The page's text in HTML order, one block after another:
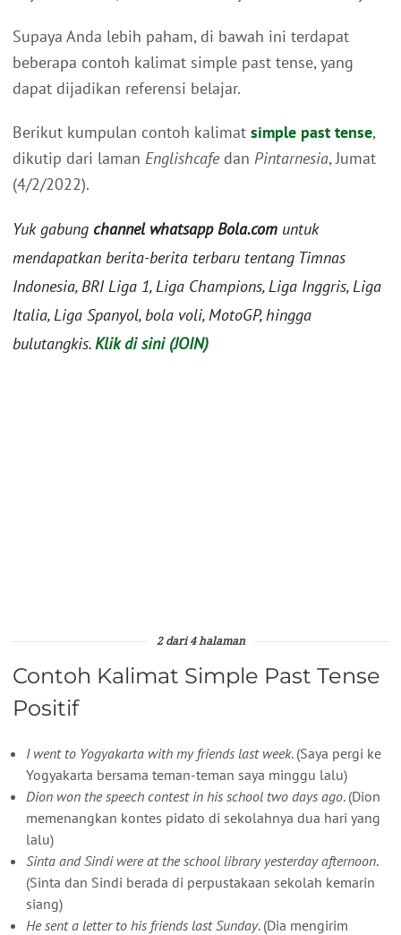
Supaya Anda lebih paham, di bawah ini terdapat
beberapa contoh kalimat simple past tense, yang
dapat dijadikan referensi belajar.
Berikut kumpulan contoh kalimat simple past tense,
dikutip dari laman Englishcafedan Pintarnesia, Jumat
(4/2/2022).
Yuk gabung channel whatsapp Bola.com untuk
mendapatkan berita-berita terbaru tentang Timnas
Indonesia, BRI Liga 1, Liga Champions, Liga Inggris, Liga
Italia, Liga Spanyol, bola voli, MotoGP, hingga
bulutangkis.Klik di sini (JOIN)
2 dari 4 halaman
Contoh Kalimat Simple Past Tense
Positif
I went to Yogyakarta with my friends last week. (Saya pergi ke
Yogyakarta bersama teman-teman saya minggu lalu)
Dion won the speech contest in his school two days ago. (Dion
memenangkan kontes pidato di sekolahnya dua hari yang
lalu)
Sinta and Sindi were at the school library yesterday afternoon.
(Sinta dan Sindi berada di perpustakaan sekolah kemarin
siang)
He sent a letter to his friends last Sunday. (Dia mengirim